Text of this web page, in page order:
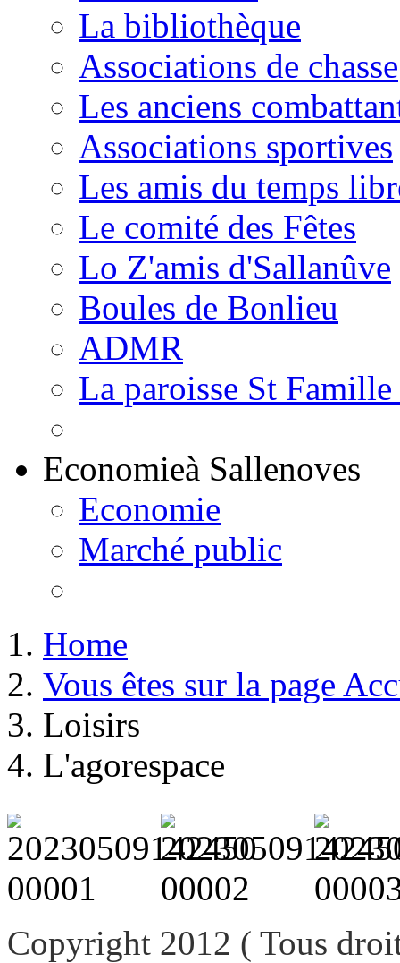
La bibliothèque
Associations de chasse
Les anciens
Associations sportives
Les amis du temps
Le comité des Fêtes
Lo Z'amis d'Sallanûve
Boules de Bonlieu
ADMR
La paroisse St
Economieà Sallenoves
Economie
Marché public
Home
Vous êtes sur la page
Loisirs
L'agorespace
Copyright 2012 ( Tous